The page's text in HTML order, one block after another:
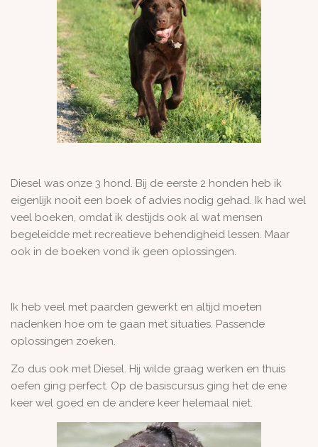
Diesel was onze 3 hond. Bij de eerste 2 honden heb ik
eigenlijk nooit een boek of advies nodig gehad. Ik had wel
veel boeken, omdat ik destijds ook al wat mensen
begeleidde met recreatieve behendigheid lessen. Maar
ook in de boeken vond ik geen oplossingen.
Ik heb veel met paarden gewerkt en altijd moeten
nadenken hoe om te gaan met situaties. Passende
oplossingen zoeken.
Zo dus ook met Diesel. Hij wilde graag werken en thuis
oefen ging perfect. Op de basiscursus ging het de ene
keer wel goed en de andere keer helemaal niet.